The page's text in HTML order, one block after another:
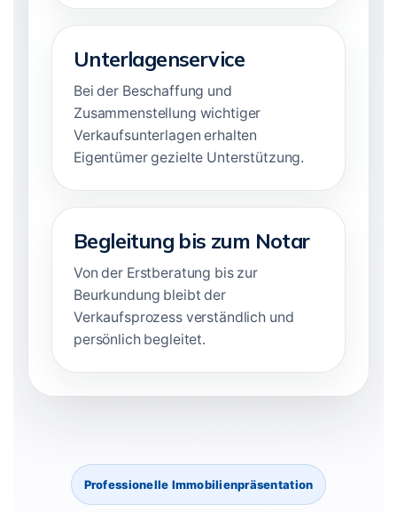
Unterlagenservice
Bei der Beschaffung und
Zusammenstellung wichtiger
Verkaufsunterlagen erhalten
Eigentümer gezielte Unterstützung.
Begleitung bis zum Notar
Von der Erstberatung bis zur
Beurkundung bleibt der
Verkaufsprozess verständlich und
persönlich begleitet.
Professionelle Immobilienpräsentation